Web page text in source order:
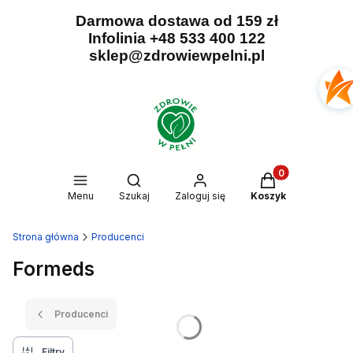
Darmowa dostawa od 159 zł
Infolinia +48 533 400 122
sklep@zdrowiewpelni.pl
Menu
Otwórz wyszukiwarkę
Szukaj Zaloguj się
Produkty w
Koszyk
Strona główna Producenci
Formeds
Producenci